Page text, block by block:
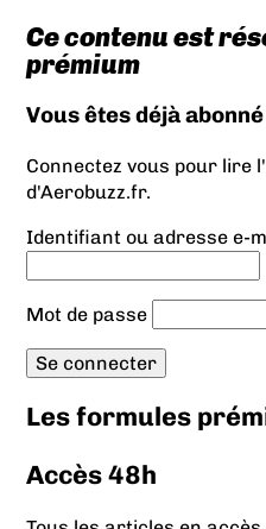
Ce contenu est
prémium
Vous êtes déjà abonné
Connectez vous pour lire
d'Aerobuzz.fr.
Identifiant ou adresse e-
Mot de passe
Les formules
Accès 48h